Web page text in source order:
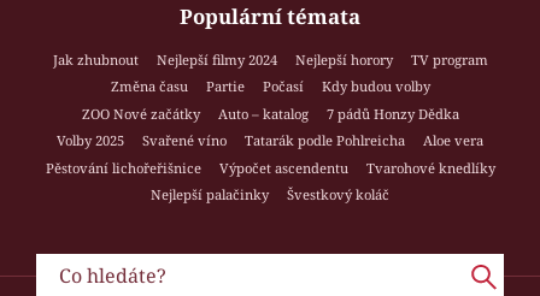
Populární témata
Jak zhubnout Nejlepší filmy 2024 Nejlepší horory
TV program
Změna času
Partie Počasí
Kdy budou volby
ZOO Nové začátky
Auto – katalog
7 pádů Honzy Dědka
Volby 2025
Svařené víno Tatarák podle Pohlreicha
Aloe vera
Pěstování lichořeřišnice
Výpočet ascendentu
Tvarohové knedlíky
Nejlepší palačinky
Švestkový koláč